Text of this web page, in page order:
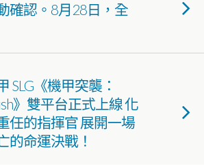
確認。8月28日，全
SLG《機甲突襲：
》雙平台正式上線 化
任的指揮官 展開一場
的命運決戰！